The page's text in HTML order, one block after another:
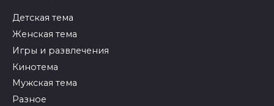
Детская тема
Женская тема
Игры и развлечения
Кинотема
Мужская тема
Разное